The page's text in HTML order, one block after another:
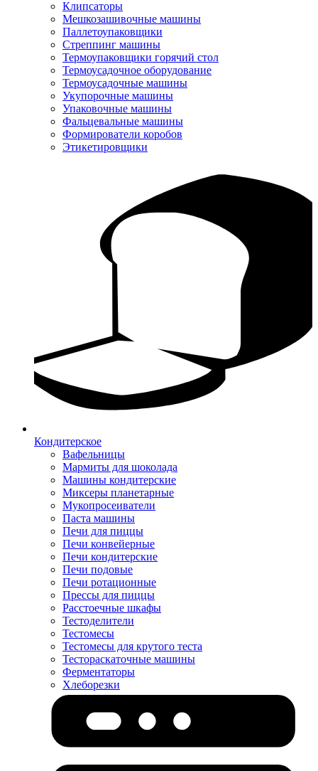
Клипсаторы
Мешкозашивочные машины
Паллетоупаковщики
Стреппинг машины
Термоупаковщики горячий стол
Термоусадочное оборудование
Термоусадочные машины
Укупорочные машины
Упаковочные машины
Фальцевальные машины
Формирователи коробов
Этикетировщики
Кондитерское
Вафельницы
Мармиты для шоколада
Машины кондитерские
Миксеры планетарные
Мукопросеиватели
Паста машины
Печи для пиццы
Печи конвейерные
Печи кондитерские
Печи подовые
Печи ротационные
Прессы для пиццы
Расстоечные шкафы
Тестоделители
Тестомесы
Тестомесы для крутого теста
Тестораскаточные машины
Ферментаторы
Хлеборезки